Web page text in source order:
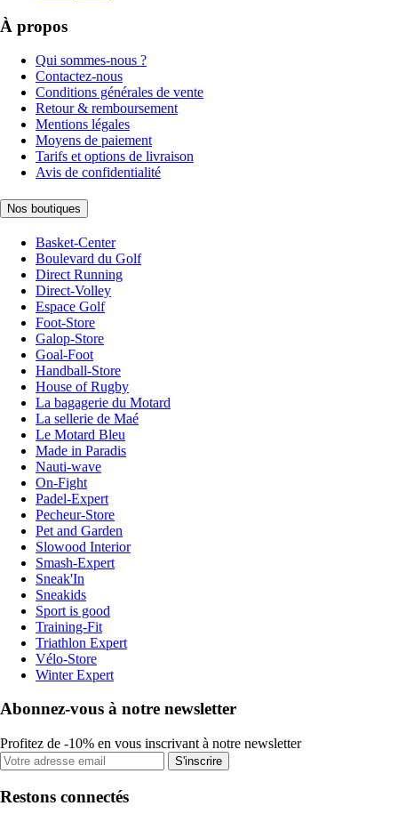
À propos
Qui sommes-nous ?
Contactez-nous
Conditions générales de vente
Retour & remboursement
Mentions légales
Moyens de paiement
Tarifs et options de livraison
Avis de confidentialité
Nos boutiques
Basket-Center
Boulevard du Golf
Direct Running
Direct-Volley
Espace Golf
Foot-Store
Galop-Store
Goal-Foot
Handball-Store
House of Rugby
La bagagerie du Motard
La sellerie de Maé
Le Motard Bleu
Made in Paradis
Nauti-wave
On-Fight
Padel-Expert
Pecheur-Store
Pet and Garden
Slowood Interior
Smash-Expert
Sneak'In
Sneakids
Sport is good
Training-Fit
Triathlon Expert
Vélo-Store
Winter Expert
Abonnez-vous à notre newsletter
Profitez de -10% en vous inscrivant à notre newsletter
S'inscrire
Restons connectés